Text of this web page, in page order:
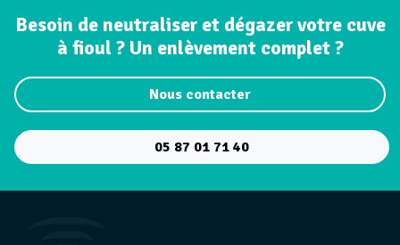
Besoin de neutraliser et dégazer votre cuve
à fioul ? Un enlèvement complet ?
Nous contacter
05 87 01 71 40